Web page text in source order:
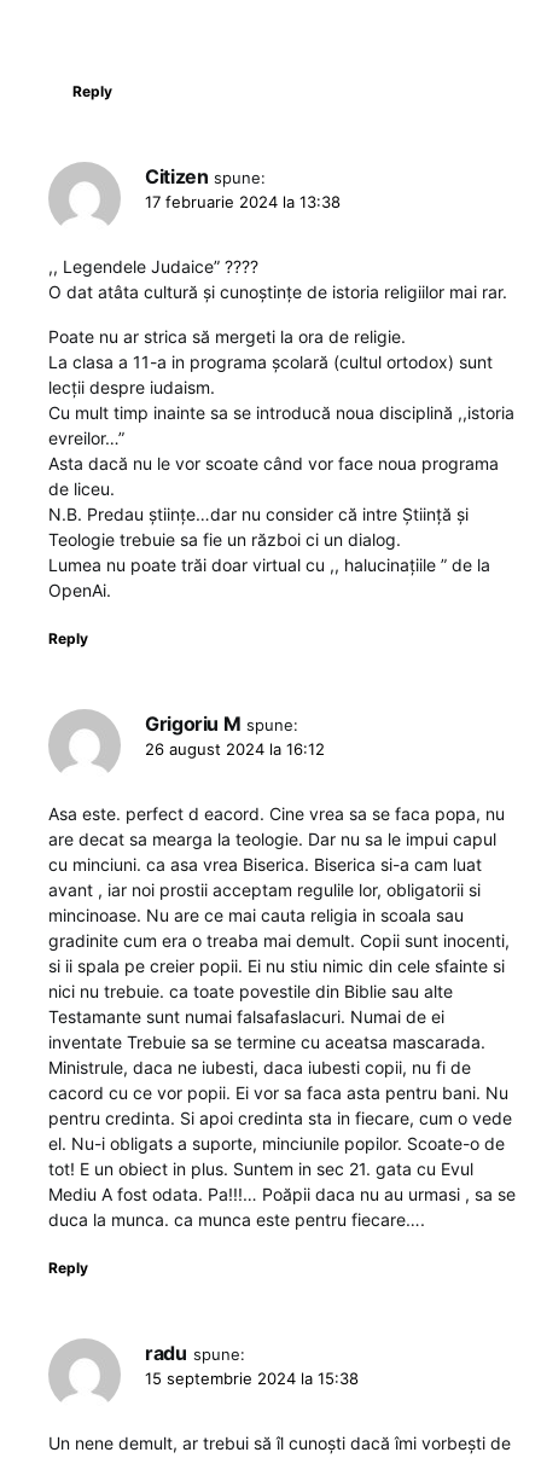
Reply
Citizen spune:
17 februarie 2024 la 13:38
,, Legendele Judaice” ????
O dat atâta cultură și cunoștințe de istoria religiilor mai rar.
Poate nu ar strica să mergeti la ora de religie.
La clasa a 11-a in programa școlară (cultul ortodox) sunt
lecții despre iudaism.
Cu mult timp inainte sa se introducă noua disciplină ,,istoria
evreilor…”
Asta dacă nu le vor scoate când vor face noua programa
de liceu.
N.B. Predau științe…dar nu consider că intre Știință și
Teologie trebuie sa fie un război ci un dialog.
Lumea nu poate trăi doar virtual cu ,, halucinațiile ” de la
OpenAi.
Reply
Grigoriu M spune:
26 august 2024 la 16:12
Asa este. perfect d eacord. Cine vrea sa se faca popa, nu
are decat sa mearga la teologie. Dar nu sa le impui capul
cu minciuni. ca asa vrea Biserica. Biserica si-a cam luat
avant , iar noi prostii acceptam regulile lor, obligatorii si
mincinoase. Nu are ce mai cauta religia in scoala sau
gradinite cum era o treaba mai demult. Copii sunt inocenti,
si ii spala pe creier popii. Ei nu stiu nimic din cele sfainte si
nici nu trebuie. ca toate povestile din Biblie sau alte
Testamante sunt numai falsafaslacuri. Numai de ei
inventate Trebuie sa se termine cu aceatsa mascarada.
Ministrule, daca ne iubesti, daca iubesti copii, nu fi de
cacord cu ce vor popii. Ei vor sa faca asta pentru bani. Nu
pentru credinta. Si apoi credinta sta in fiecare, cum o vede
el. Nu-i obligats a suporte, minciunile popilor. Scoate-o de
tot! E un obiect in plus. Suntem in sec 21. gata cu Evul
Mediu A fost odata. Pa!!!… Poăpii daca nu au urmasi , sa se
duca la munca. ca munca este pentru fiecare….
Reply
radu spune:
15 septembrie 2024 la 15:38
Un nene demult, ar trebui să îl cunoști dacă îmi vorbești de